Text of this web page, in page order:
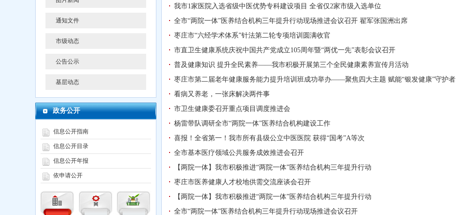
通知文件
市级动态
公告公示
基层动态
政务公开
信息公开指南
信息公开目录
信息公开年报
依申请公开
我市1家医院入选省级中医优势专科建设项目 全省仅2家市级入选单位
全市“两院一体”医养结合机构三年提升行动现场推进会议召开 翟军张国洲出席
枣庄市“六经学术体系”针法第二轮专项培训圆满收官
市直卫生健康系统庆祝中国共产党成立105周年暨“两优一先”表彰会议召开
普及健康知识 提升全民素养——我市积极开展第三个全民健康素养宣传月活动
枣庄市第二届老年健康服务能力提升培训班成功举办——聚焦四大主题 赋能“银发健康”守护者
看病又养老，一张床解决两件事
市卫生健康委召开重点项目调度推进会
杨雷带队调研全市“两院一体”医养结合机构建设工作
喜报！全省第一！我市所有县级公立中医医院 获得“国考”A等次
全市基本医疗领域公共服务成效推进会召开
【两院一体】我市积极推进“两院一体”医养结合机构三年提升行动
枣庄市医养健康人才校地供需交流座谈会召开
【两院一体】我市积极推进“两院一体”医养结合机构三年提升行动
全市“两院一体”医养结合机构三年提升行动现场推进会议召开